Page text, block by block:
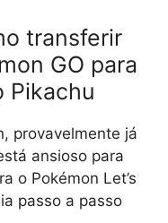
transferir
GO para
Pikachu
provavelmente já
ansioso para
o Pokémon Let’s
passo a passo